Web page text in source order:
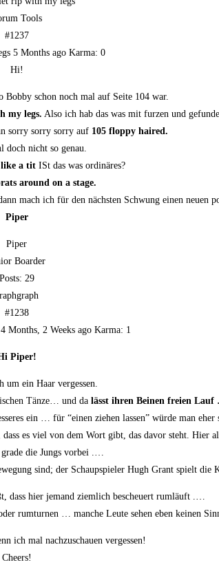
Tools
#1237
5 Months ago Kar­ma: 0
Hi!
schon noch mal auf Sei­te 104 war.
my legs. Also ich hab das was mit fur­zen und
sor­ry sor­ry sor­ry auf 105 flop­py haired.
doch nicht so genau.
like a tit ISt das was ordinäres?
around on a stage.
mach ich für den nächs­ten Schwung einen neu­en
Piper
Piper
Boarder
Posts: 29
#1238
Months, 2 Weeks ago Kar­ma: 1
Piper!
um ein Haar vergessen.
Tän­ze… und da lässt ihren Bei­nen frei­en
ein … für “einen zie­hen las­sen” wür­de man eher
es viel von dem Wort gibt, das davor steht. Hier
die Jungs vorbei .…
sind; der Schaup­spie­ler Hugh Grant spielt
dass hier jemand ziem­lich bescheu­ert rumläuft .…
rum­tur­nen … man­che Leu­te sehen eben kei­nen
ich mal nach­zu­schau­en vergessen!
Cheers!